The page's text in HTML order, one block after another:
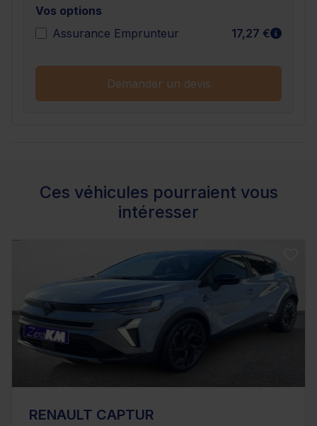
Vos options
Assurance Emprunteur
17,27 € En
Demander un devis
Ces véhicules pourraient vous
intéresser
RENAULT CAPTUR